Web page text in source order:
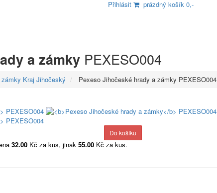
Přihlásit prázdný košík 0,-
a zámkyPEXESO004
Kraj Jihočeský Pexeso Jihočeské hrady a zámky PEXESO004
32.00Kč za kus, jinak 55.00Kč za kus.